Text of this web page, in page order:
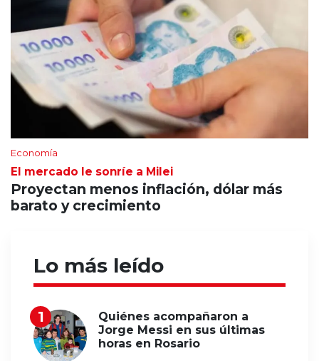
Economía
El mercado le sonríe a Milei
Proyectan menos inflación, dólar más
barato y crecimiento
Lo más leído
Quiénes acompañaron a
Jorge Messi en sus últimas
horas en Rosario